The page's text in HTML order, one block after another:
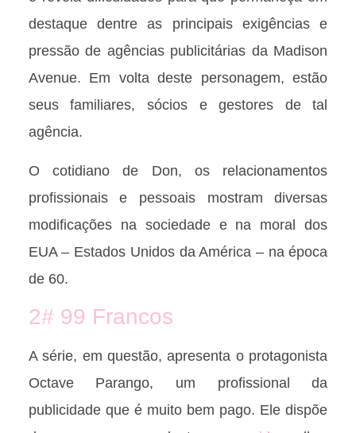
destaque dentre as principais exigências e
pressão de agências publicitárias da Madison
Avenue. Em volta deste personagem, estão
seus familiares, sócios e gestores de tal
agência.
O cotidiano de Don, os relacionamentos
profissionais e pessoais mostram diversas
modificações na sociedade e na moral dos
EUA – Estados Unidos da América – na época
de 60.
2# 99 Francos
A série, em questão, apresenta o protagonista
Octave Parango, um profissional da
publicidade que é muito bem pago. Ele dispõe